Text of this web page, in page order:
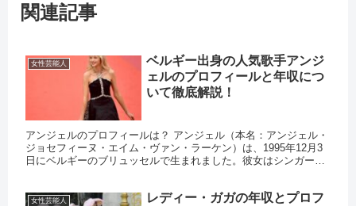
関連記事
女性芸能人
ベルギー出身の人気歌手アンジ
ェルのプロフィールと年収につ
いて徹底解説！
アンジェルのプロフィールは？ アンジェル（本名：アンジェル・
ジョセフィーヌ・エイム・ヴァン・ラーケン）は、1995年12月3
日にベルギーのブリュッセルで生まれました。彼女はシンガーソ
女性芸能人
レディー・ガガの年収とプロフ